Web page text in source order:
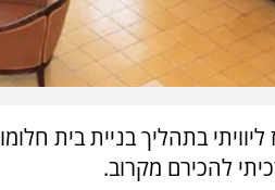
בתהליך בניית בית
להכירם מקרוב.